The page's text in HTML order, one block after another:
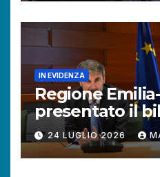
IN EVIDENZA
Regione
presentato il
attività del
Aumentano le
cittadini.
24 LUGLIO 2026